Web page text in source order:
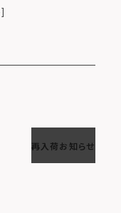
再入荷お知らせ